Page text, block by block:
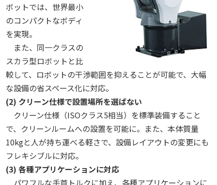
ボットでは、世界最小
のコンパクトなボディ
を実現。
また、同一クラスの
スカラ型ロボットと比
較して、ロボットの干渉範囲を抑えることが可能で、大幅
な設備の省スペース化に対応。
(2) クリーン仕様で設置場所を選ばない
クリーン仕様（ISOクラス5相当）を標準装備すること
で、クリーンルームへの設置を可能に。また、本体質量
10kgと人が持ち運べる軽さで、設備レイアウトの変更にも
フレキシブルに対応。
(3) 各種アプリケーションに対応